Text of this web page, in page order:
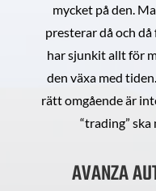
mycket på den.
presterar då och
har sjunkit allt för
den växa med
rätt omgående är
“trading” ska
AVANZA